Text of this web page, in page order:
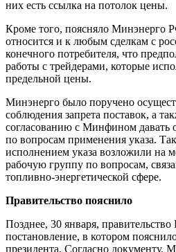
них есть ссылка на потолок цены.
Кроме того, поясняло Минэнерго
относится и к любым сделкам с
конечного потребителя, что
работы с трейдерами, которые
предельной цены.
Минэнерго было поручено
соблюдения запрета поставок, а
согласованию с Минфином давать
по вопросам применения указа.
исполнением указа возложили на
рабочую группу по вопросам,
топливно-энергетической сфере.
Правительство пояснило
Позднее, 30 января,
постановление, в котором
президента. Согласно документу,